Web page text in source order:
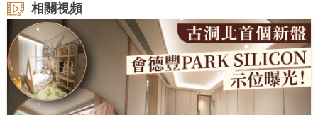
相關視頻